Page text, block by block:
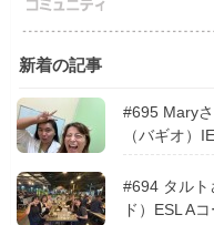
新着の記事
#695 Mary
（バギオ）
#694 タルト
ド）ESL A